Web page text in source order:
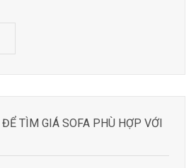
TÌM GIÁ SOFA PHÙ HỢP VỚI